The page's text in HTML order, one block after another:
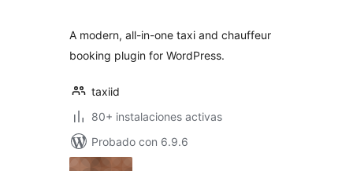
A modern, all-in-one taxi and chauffeur
booking plugin for WordPress.
taxiid
80+ instalaciones activas
Probado con 6.9.6